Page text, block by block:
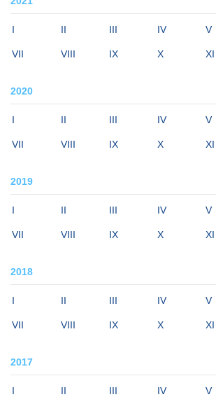
I II III IV V
VII VIII IX X XI
2020
I II III IV V
VII VIII IX X XI
2019
I II III IV V
VII VIII IX X XI
2018
I II III IV V
VII VIII IX X XI
2017
I II III IV V